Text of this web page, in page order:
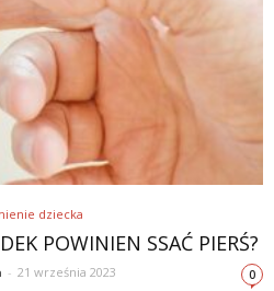
dziecka
POWINIEN SSAĆ PIERŚ?
- 21 września 2023 0